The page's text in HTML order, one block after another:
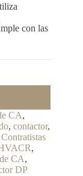
con las
CA,
, contactor,
Contratistas
,
CA,
DP